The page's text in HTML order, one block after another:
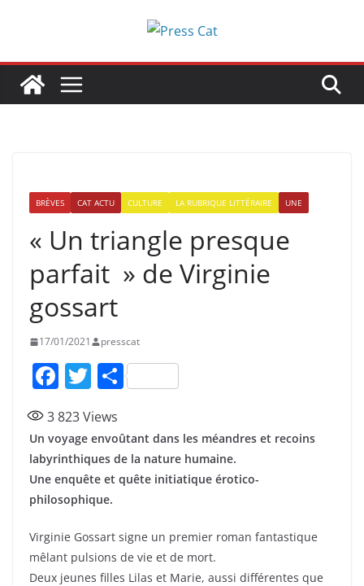
BRÈVES CAT ACTU CULTURE LA RUBRIQUE LITTÉRAIRE UNE
« Un triangle presque
parfait » de Virginie
gossart
17/01/2021 presscat
F
c
e
b
o
o
k
T
w
itt
er
P
ta
g
er
3 823Views
Un voyage envoûtant dans les méandres et recoins
labyrinthiques de la nature humaine.
Une enquête et quête initiatique érotico-
philosophique.
Virginie Gossart signe un premier roman fantastique
mêlant pulsions de vie et de mort.
Deux jeunes filles Lilas et Marie, aussi différentes que